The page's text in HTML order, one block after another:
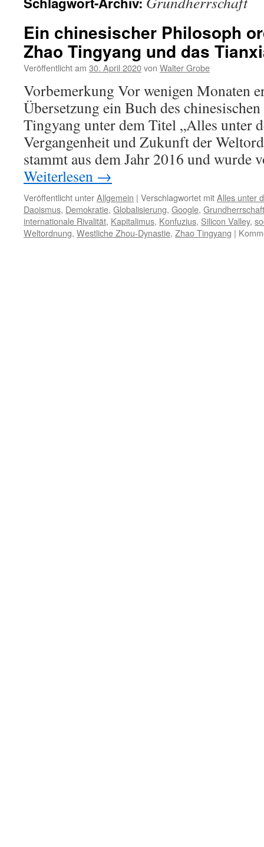
Ein chinesischer Philosoph
Zhao Tingyang und das
Veröffentlicht am 30. April 2020von Walter Grobe
Vorbemerkung Vor wenigen Monaten
Übersetzung ein Buch des
Tingyang unter dem Titel „Alles unter
Vergangenheit und Zukunft der
stammt aus dem Jahr 2016 und
Weiterlesen →
Veröffentlicht unterAllgemein | Verschlagwortet mitAlles unter
Daoismus, Demokratie, Globalisierung, Google, Grundherrschaft
internationale Rivalität, Kapitalimus, Konfuzius, Silicon Valley,
Weltordnung, Westliche Zhou-Dynastie, Zhao Tingyang |